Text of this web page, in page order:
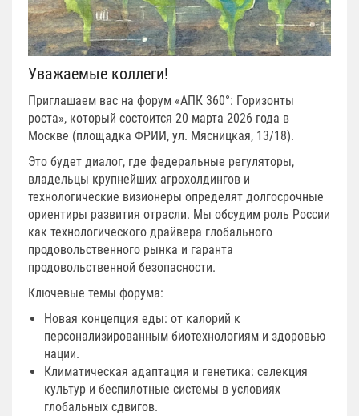
Уважаемые коллеги!
Приглашаем вас на форум «АПК 360°: Горизонты
роста», который состоится 20 марта 2026 года в
Москве (площадка ФРИИ, ул. Мясницкая, 13/18).
Это будет диалог, где федеральные регуляторы,
владельцы крупнейших агрохолдингов и
технологические визионеры определят долгосрочные
ориентиры развития отрасли. Мы обсудим роль России
как технологического драйвера глобального
продовольственного рынка и гаранта
продовольственной безопасности.
Ключевые темы форума:
Новая концепция еды: от калорий к
персонализированным биотехнологиям и здоровью
нации.
Климатическая адаптация и генетика: селекция
культур и беспилотные системы в условиях
глобальных сдвигов.